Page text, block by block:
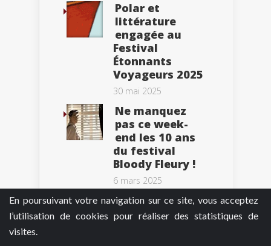
En poursuivant votre navigation sur ce site, vous acceptez
l’utilisation de cookies pour réaliser des statistiques de
visites.
Polar et
littérature
engagée au
Festival
Étonnants
Voyageurs 2025
30 mai 2025
Ne manquez
pas ce week-
end les 10 ans
du festival
Bloody Fleury !
6 mars 2025